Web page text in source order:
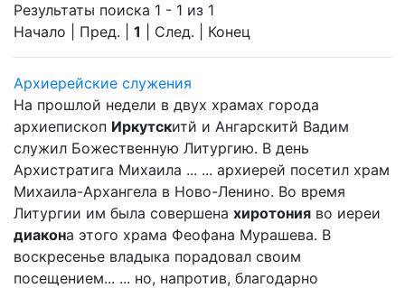
Результаты поиска 1 - 1 из 1
Начало | Пред. | 1 | След. | Конец
Архиерейские служения
На прошлой недели в двух храмах города
архиепископ Иркутскитй и Ангарскитй Вадим
служил Божественную Литургию. В день
Архистратига Михаила ... ... архиерей посетил храм
Михаила-Архангела в Ново-Ленино. Во время
Литургии им была совершена хиротония во иереи
диакона этого храма Феофана Мурашева. В
воскресенье владыка порадовал своим
посещением... ... но, напротив, благодарно